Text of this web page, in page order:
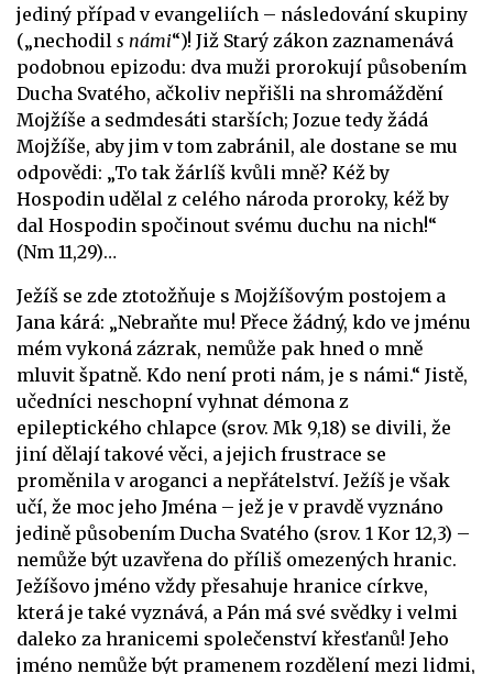
jediný případ v evangeliích – následování skupiny
(„nechodil s námi“)! Již Starý zákon zaznamenává
podobnou epizodu: dva muži prorokují působením
Ducha Svatého, ačkoliv nepřišli na shromáždění
Mojžíše a sedmdesáti starších; Jozue tedy žádá
Mojžíše, aby jim v tom zabránil, ale dostane se mu
odpovědi: „To tak žárlíš kvůli mně? Kéž by
Hospodin udělal z celého národa proroky, kéž by
dal Hospodin spočinout svému duchu na nich!“
(Nm 11,29)…
Ježíš se zde ztotožňuje s Mojžíšovým postojem a
Jana kárá: „Nebraňte mu! Přece žádný, kdo ve jménu
mém vykoná zázrak, nemůže pak hned o mně
mluvit špatně. Kdo není proti nám, je s námi.“ Jistě,
učedníci neschopní vyhnat démona z
epileptického chlapce (srov. Mk 9,18) se divili, že
jiní dělají takové věci, a jejich frustrace se
proměnila v aroganci a nepřátelství. Ježíš je však
učí, že moc jeho Jména – jež je v pravdě vyznáno
jedině působením Ducha Svatého (srov. 1 Kor 12,3) –
nemůže být uzavřena do příliš omezených hranic.
Ježíšovo jméno vždy přesahuje hranice církve,
která je také vyznává, a Pán má své svědky i velmi
daleko za hranicemi společenství křesťanů! Jeho
jméno nemůže být pramenem rozdělení mezi lidmi,